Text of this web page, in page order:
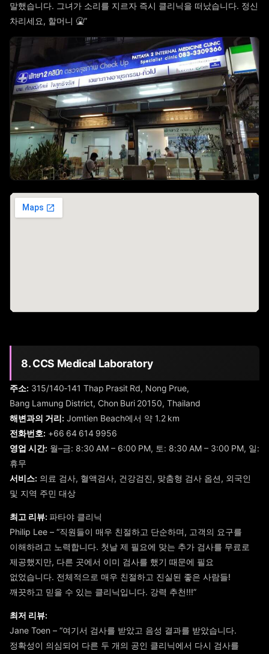
말했습니다. 그녀가 소리를 지르자 즉시 클리닉을 떠났습니다. 정신
차리세요, 할머니 🤮”
8. CCS Medical Laboratory
주소: 315/140‑141 Thap Prasit Rd, Nong Prue,
Bang Lamung District, Chon Buri 20150, Thailand
해변과의 거리: Jomtien Beach에서 약 1.2 km
전화번호: +66 64 614 9956
영업 시간: 월–금: 8:30 AM – 6:00 PM, 토: 8:30 AM – 3:00 PM, 일:
휴무
서비스: 의료 검사, 혈액검사, 건강검진, 맞춤형 검사 옵션, 외국인
및 지역 주민 대상
최고 리뷰: 파타야 클리닉
Philip Lee – “직원들이 매우 친절하고 단순하며, 고객의 요구를
이해하려고 노력합니다. 첫날 제 필요에 맞는 추가 검사를 무료로
제공했지만, 다른 곳에서 이미 검사를 했기 때문에 필요
없었습니다. 전체적으로 매우 친절하고 진실된 좋은 사람들!
깨끗하고 믿을 수 있는 클리닉입니다. 강력 추천!!!”
최저 리뷰:
Jane Toen – “여기서 검사를 받았고 음성 결과를 받았습니다.
정확성이 의심되어 다른 두 개의 공인 클리닉에서 다시 검사를